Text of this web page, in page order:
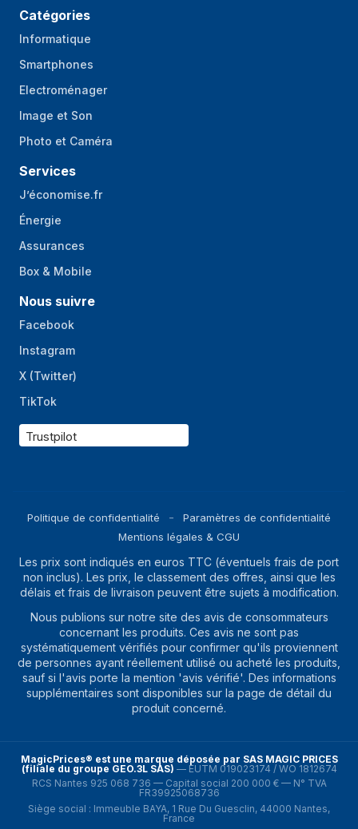
Catégories
Informatique
Smartphones
Electroménager
Image et Son
Photo et Caméra
Services
J’économise.fr
Énergie
Assurances
Box & Mobile
Nous suivre
Facebook
Instagram
X (Twitter)
TikTok
Trustpilot
Politique de confidentialité
Paramètres de confidentialité
Mentions légales & CGU
Les prix sont indiqués en euros TTC (éventuels frais de port
non inclus). Les prix, le classement des offres, ainsi que les
délais et frais de livraison peuvent être sujets à modification.
Nous publions sur notre site des avis de consommateurs
concernant les produits. Ces avis ne sont pas
systématiquement vérifiés pour confirmer qu'ils proviennent
de personnes ayant réellement utilisé ou acheté les produits,
sauf si l'avis porte la mention 'avis vérifié'. Des informations
supplémentaires sont disponibles sur la page de détail du
produit concerné.
MagicPrices® est une marque déposée par SAS MAGIC PRICES
(filiale du groupe GEO.3L SAS) — EUTM 019023174 / WO 1812674
RCS Nantes 925 068 736 — Capital social 200 000 € — N° TVA
FR39925068736
Siège social : Immeuble BAYA, 1 Rue Du Guesclin, 44000 Nantes,
France